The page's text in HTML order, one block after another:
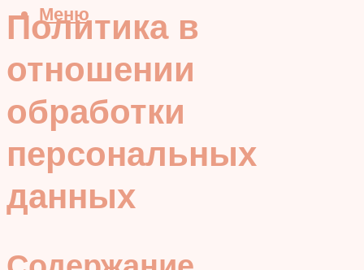
Меню
Политика в
отношении
обработки
персональных
данных